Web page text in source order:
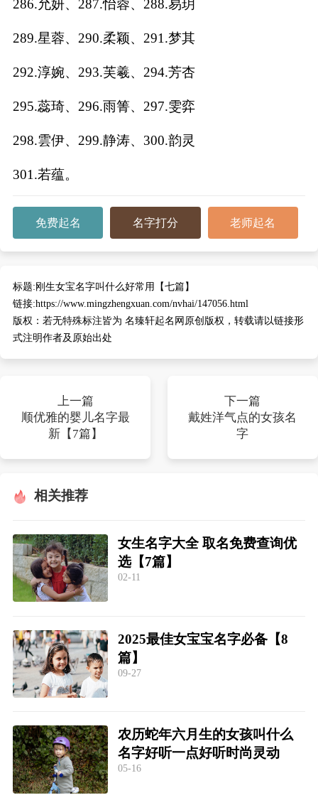
286.允妍、287.怡蓉、288.易玥
289.星蓉、290.柔颖、291.梦其
292.淳婉、293.芙羲、294.芳杏
295.蕊琦、296.雨箐、297.雯弈
298.雲伊、299.静涛、300.韵灵
301.若蕴。
免费起名 名字打分 老师起名
标题:刚生女宝名字叫什么好常用【七篇】
链接:https://www.mingzhengxuan.com/nvhai/147056.html
版权： 若无特殊标注皆为 名臻轩起名网原创版权，转载请以链接形
式注明作者及原始出处
上一篇
顺优雅的婴儿名字最
新【7篇】
下一篇
戴姓洋气点的女孩名
字
相关推荐
女生名字大全 取名免费查询优
选【7篇】
02-11
2025最佳女宝宝名字必备【8
篇】
09-27
农历蛇年六月生的女孩叫什么
名字好听一点好听时尚灵动
05-16